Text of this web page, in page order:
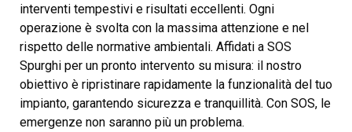
interventi tempestivi e risultati eccellenti. Ogni
operazione è svolta con la massima attenzione e nel
rispetto delle normative ambientali. Affidati a SOS
Spurghi per un pronto intervento su misura: il nostro
obiettivo è ripristinare rapidamente la funzionalità del tuo
impianto, garantendo sicurezza e tranquillità. Con SOS, le
emergenze non saranno più un problema.